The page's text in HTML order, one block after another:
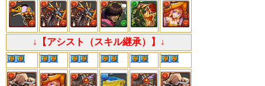
↓【アシスト（スキル継承）】↓